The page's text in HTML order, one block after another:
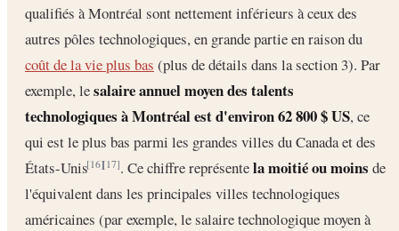
qualifiés à Montréal sont nettement inférieurs à ceux des
autres pôles technologiques, en grande partie en raison du
coût de la vie plus bas (plus de détails dans la section 3). Par
exemple, lesalaire annuel moyen des talents
technologiques à Montréal est d'environ 62 800 $ US, ce
qui est le plus bas parmi les grandes villes du Canada et des
États-Unis[16][17]. Ce chiffre représentela moitié ou moins de
l'équivalent dans les principales villes technologiques
américaines (par exemple, le salaire technologique moyen à